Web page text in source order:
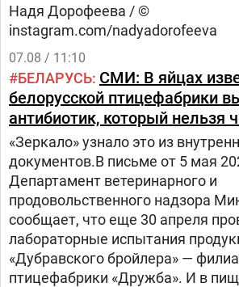
Надя Дорофеева / ©
instagram.com/nadyadorofeeva
07.08 / 11:10
БЕЛАРУСЬ СМИ: В яйцах
белорусской птицефабрики
антибиотик, который нельзя
«Зеркало» узнало это из
документов.В письме от 5 мая
Департамент ветеринарного и
продовольственного надзора
сообщает, что еще 30 апреля
лабораторные испытания
«Дубравского бройлера» —
птицефабрики «Дружба». И в